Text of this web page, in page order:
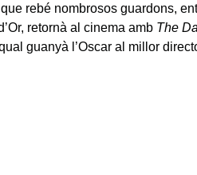
rebé nombrosos guardons,
retornà al cinema amb The
guanyà l’Oscar al millor